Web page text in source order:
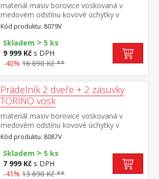
materiál masiv borovice voskovaná v
medovém odstínu kovové úchytky v
barevném provedení černěná mosaz 3
dvířka a 2 zásuvky s kovovými pojezdy
Kód produktu: 8079V
Skladem > 5 ks
9 999 Kč s DPH
-40% 16 690 Kč **
Prádelník 2 dveře + 2 zásuvky
TORINO vosk
materiál masiv borovice voskovaná v
medovém odstínu kovové úchytky v
barevném provedení černěná mosaz 2
dvířka a 2 zásuvky s kovovými pojezdy
Kód produktu: 8087V
Skladem > 5 ks
7 999 Kč s DPH
-41% 13 690 Kč **